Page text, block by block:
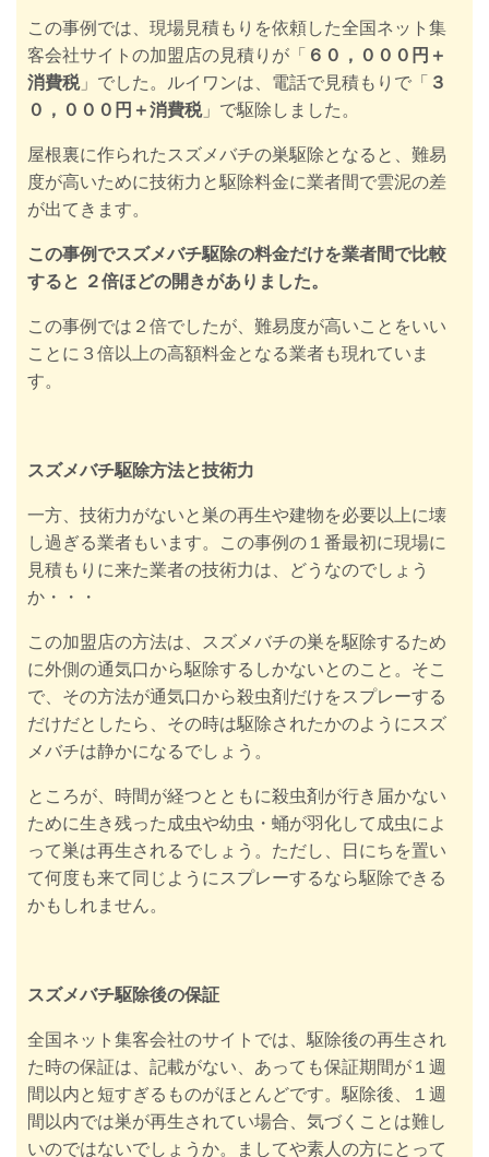
この事例では、現場見積もりを依頼した全国ネット集
客会社サイトの加盟店の見積りが「 ６０，０００円＋
消費税」でした。ルイワンは、電話で見積もりで「 ３
０，０００円＋消費税」で駆除しました。
屋根裏に作られたスズメバチの巣駆除となると、難易
度が高いために技術力と駆除料金に業者間で雲泥の差
が出てきます。
この事例でスズメバチ駆除の料金だけを業者間で比較
すると ２倍ほどの開きがありました。
この事例では２倍でしたが、難易度が高いことをいい
ことに３倍以上の高額料金となる業者も現れていま
す。
スズメバチ駆除方法と技術力
一方、技術力がないと巣の再生や建物を必要以上に壊
し過ぎる業者もいます。この事例の１番最初に現場に
見積もりに来た業者の技術力は、どうなのでしょう
か・・・
この加盟店の方法は、スズメバチの巣を駆除するため
に外側の通気口から駆除するしかないとのこと。そこ
で、その方法が通気口から殺虫剤だけをスプレーする
だけだとしたら、その時は駆除されたかのようにスズ
メバチは静かになるでしょう。
ところが、時間が経つとともに殺虫剤が行き届かない
ために生き残った成虫や幼虫・蛹が羽化して成虫によ
って巣は再生されるでしょう。ただし、
日にちを置い
て何度も来て同じようにスプレーするなら駆除できる
かもしれません。
スズメバチ駆除後の保証
全国ネット集客会社のサイトでは、駆除後の再生され
た時の保証は、記載がない、あっても保証期間が１週
間以内と短すぎるものがほとんどです。駆除後、１週
間以内では巣が再生されてい場合、気づくことは難し
いのではないでしょうか。ましてや素人の方にとって